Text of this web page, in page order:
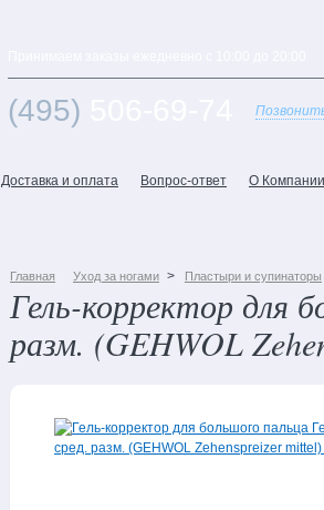
(495)
Доставка и оплата Вопрос-ответ О Компании
Главная Уход за ногами > Пластыри и супинаторы
Гель-корректор для
разм. (GEHWOL